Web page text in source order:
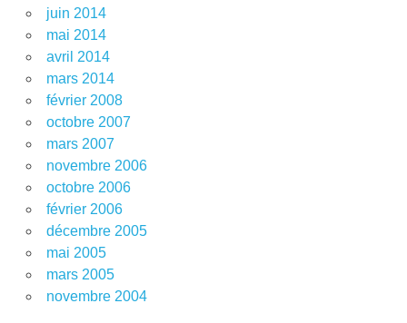
juin 2014
mai 2014
avril 2014
mars 2014
février 2008
octobre 2007
mars 2007
novembre 2006
octobre 2006
février 2006
décembre 2005
mai 2005
mars 2005
novembre 2004